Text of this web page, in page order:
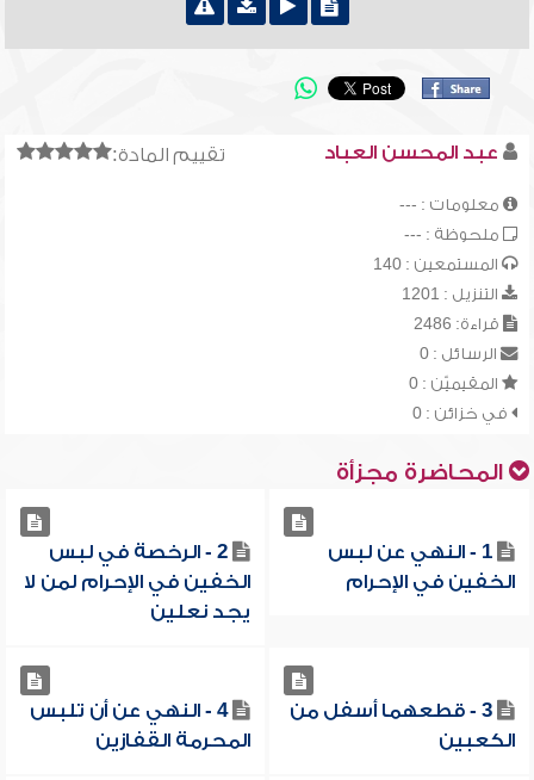
تقييم المادة: عبد المحسن العباد
معلومات : ---
ملحوظة : ---
المستمعين : 140
التنزيل : 1201
قراءة: 2486
الرسائل : 0
المقيميّن : 0
في خزائن : 0
المحاضرة مجزأة
1 - النهي عن لبس
الخفين في الإحرام
2 - الرخصة في لبس
الخفين في الإحرام لمن لا
يجد نعلين
3 - قطعهما أسفل من
الكعبين
4 - النهي عن أن تلبس
المحرمة القفازين